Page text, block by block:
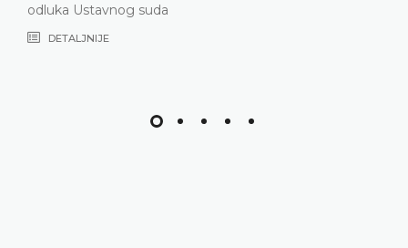
odluka Ustavnog suda
DETALJNIJE